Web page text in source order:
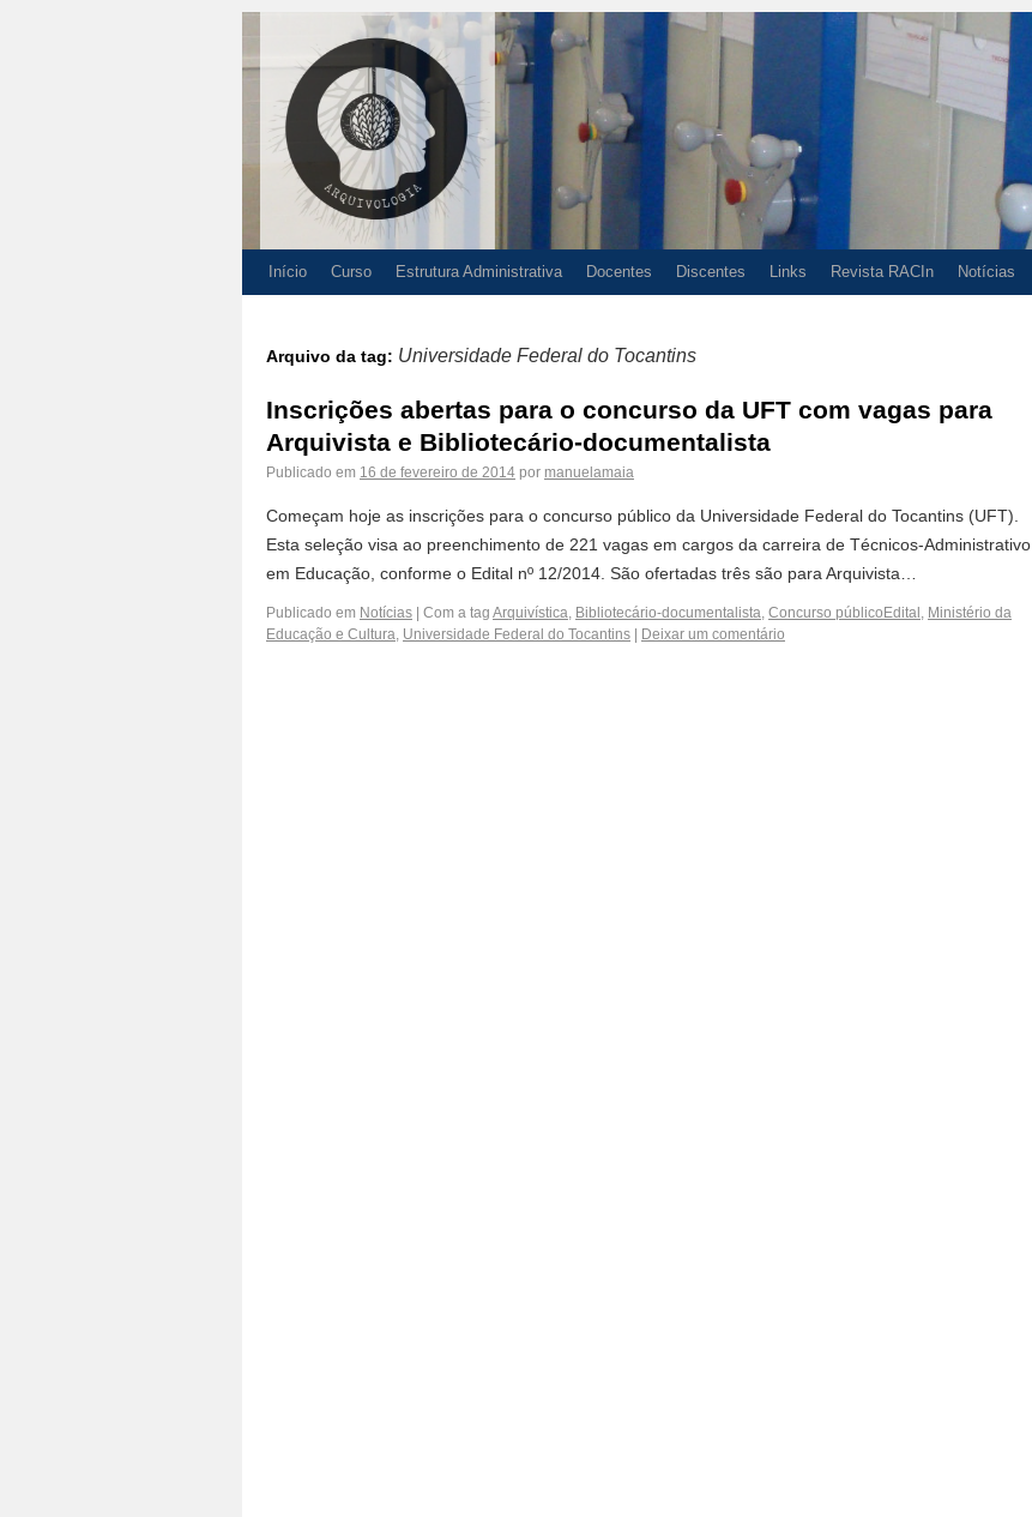
Início Curso Estrutura Administrativa Docentes Discentes Links Revista RACIn Notícias
Arquivo da tag: Universidade Federal do Tocantins
Inscrições abertas para o concurso da UFT com vagas para
Arquivista e Bibliotecário-documentalista
Publicado em 16 de fevereiro de 2014 por manuelamaia
Começam hoje as inscrições para o concurso público da Universidade Federal do Tocantins (UFT).
Esta seleção visa ao preenchimento de 221 vagas em cargos da carreira de Técnicos-Administrativo
em Educação, conforme o Edital nº 12/2014. São ofertadas três são para Arquivista…
Publicado em Notícias Com a tag Arquivística, Bibliotecário-documentalista, Concurso públicoEdital , Ministério da
Educação e Cultura, Universidade Federal do Tocantins Deixar um comentário